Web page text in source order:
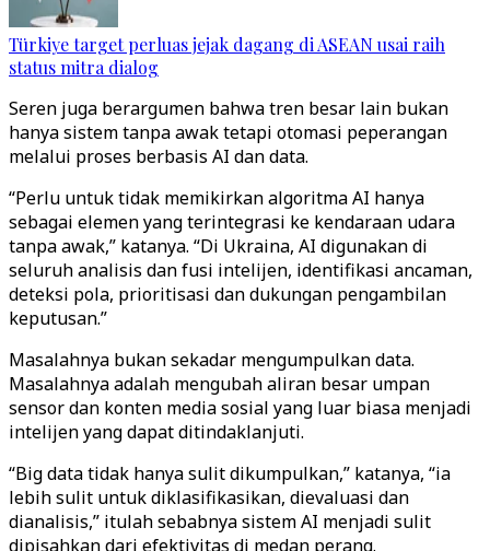
Türkiye target perluas jejak dagang di ASEAN usai raih
status mitra dialog
Seren juga berargumen bahwa tren besar lain bukan
hanya sistem tanpa awak tetapi otomasi peperangan
melalui proses berbasis AI dan data.
“Perlu untuk tidak memikirkan algoritma AI hanya
sebagai elemen yang terintegrasi ke kendaraan udara
tanpa awak,” katanya. “Di Ukraina, AI digunakan di
seluruh analisis dan fusi intelijen, identifikasi ancaman,
deteksi pola, prioritisasi dan dukungan pengambilan
keputusan.”
Masalahnya bukan sekadar mengumpulkan data.
Masalahnya adalah mengubah aliran besar umpan
sensor dan konten media sosial yang luar biasa menjadi
intelijen yang dapat ditindaklanjuti.
“Big data tidak hanya sulit dikumpulkan,” katanya, “ia
lebih sulit untuk diklasifikasikan, dievaluasi dan
dianalisis,” itulah sebabnya sistem AI menjadi sulit
dipisahkan dari efektivitas di medan perang.